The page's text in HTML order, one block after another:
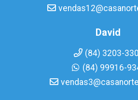
David
(84) 3203-
(84) 99916-